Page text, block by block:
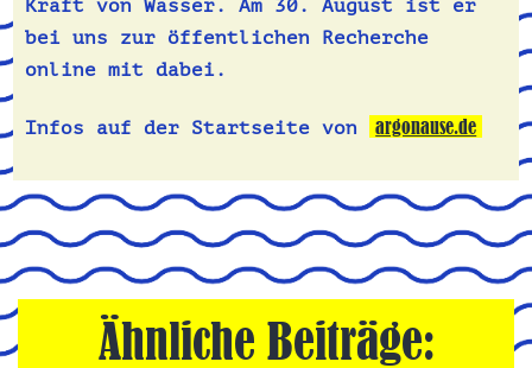
Kraft von Wasser. Am 30. August ist er
bei uns zur öffentlichen Recherche
online mit dabei.
Infos auf der Startseite von argonause.de
Ähnliche Beiträge: